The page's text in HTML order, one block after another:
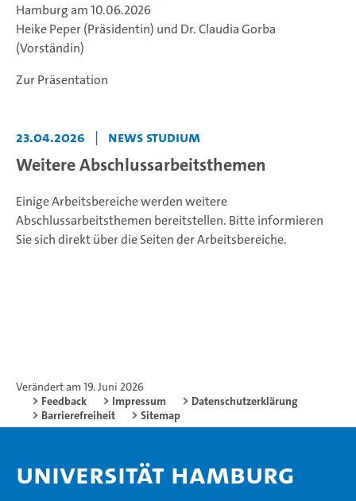
Hamburg am 10.06.2026
Heike Peper (Präsidentin) und Dr. Claudia Gorba
(Vorständin)
Zur Präsentation
23.04.2026 | News Studium
Weitere Abschlussarbeitsthemen
Einige Arbeitsbereiche werden weitere
Abschlussarbeitsthemen bereitstellen. Bitte informieren
Sie sich direkt über die Seiten der Arbeitsbereiche.
Verändert am 19. Juni 2026
Feedback
Impressum
Datenschutzerklärung
Barrierefreiheit
Sitemap
Universität Hamburg